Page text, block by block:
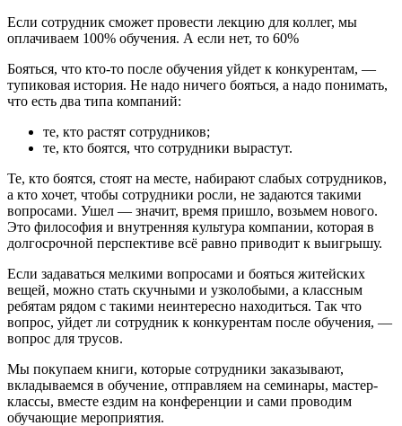
Если сотрудник сможет провести лекцию для коллег, мы
оплачиваем 100% обучения. А если нет, то 60%
Бояться, что кто-то после обучения уйдет к конкурентам, —
тупиковая история. Не надо ничего бояться, а надо понимать,
что есть два типа компаний:
те, кто растят сотрудников;
те, кто боятся, что сотрудники вырастут.
Те, кто боятся, стоят на месте, набирают слабых сотрудников,
а кто хочет, чтобы сотрудники росли, не задаются такими
вопросами. Ушел — значит, время пришло, возьмем нового.
Это философия и внутренняя культура компании, которая в
долгосрочной перспективе всё равно приводит к выигрышу.
Если задаваться мелкими вопросами и бояться житейских
вещей, можно стать скучными и узколобыми, а классным
ребятам рядом с такими неинтересно находиться. Так что
вопрос, уйдет ли сотрудник к конкурентам после обучения, —
вопрос для трусов.
Мы покупаем книги, которые сотрудники заказывают,
вкладываемся в обучение, отправляем на семинары, мастер-
классы, вместе ездим на конференции и сами проводим
обучающие мероприятия.